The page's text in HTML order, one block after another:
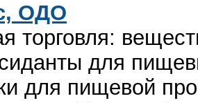
ОДО
торговля:
для
для пищевой